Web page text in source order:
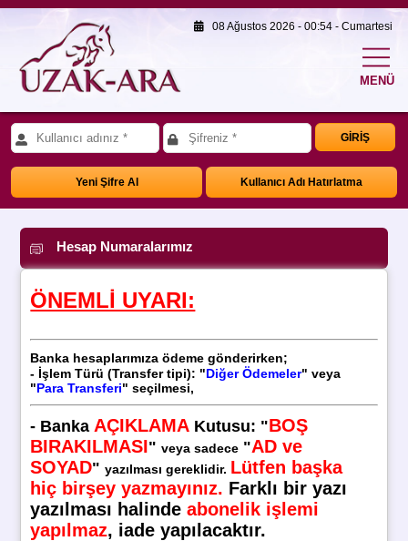
08 Ağustos 2026 - 00:54 - Cumartesi
MENÜ
GİRİŞ
Yeni Şifre Al Kullanıcı Adı Hatırlatma
Hesap Numaralarımız
ÖNEMLİ UYARI:
Banka hesaplarımıza ödeme gönderirken;
- İşlem Türü (Transfer tipi): "Diğer Ödemeler" veya
"Para Transferi" seçilmesi,
- Banka AÇIKLAMA Kutusu: "BOŞ
BIRAKILMASI"veya sadece "AD ve
SOYAD"yazılması gereklidir. Lütfen başka
hiç birşey yazmayınız. Farklı bir yazı
yazılması halindeabonelik işlemi
yapılmaz, iade yapılacaktır.